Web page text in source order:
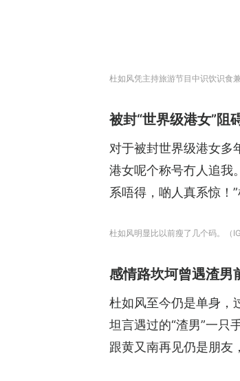
杜如风凭主持旅游节目中识饮识食
被封“世界级港女”阻
对于被封世界级港女多
港女呢个称号冇人追我
系唔得，啲人真系惊！
杜如风明显比以前瘦了几个码。（IG
感情路坎坷曾遇渣男
杜如风至今仍是单身，
坦言遇过的“渣男”一只
跟黄又南再见仍是朋友